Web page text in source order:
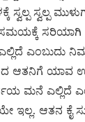
ಸ್ವಲ್ಪ
ಆ ಸಮಯಕ್ಕೆ
ಎಂಬುದು
ಆತನಿಗೆ ಯಾವ
ಮನೆ ಎಲ್ಲಿದೆ
ಆತನ ಕೈ